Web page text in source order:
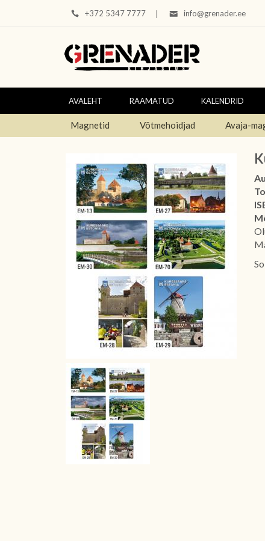
+372 5347 7777 info@grenader.ee
AVALEHT RAAMATUD KALENDRID
Magnetid Võtmehoidjad Avaja-